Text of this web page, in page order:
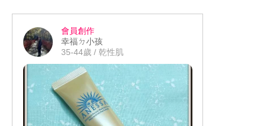
沖洗的過程也能感受到比起常見的頭皮
淨化液產品 真的少了乾澀的不舒服感
覺 但頭皮以下的秀髮往往都是乾燥到不
行
後續真的一定要潤絲或護髮才能完全改
善 相形之下反而我更偏愛還保留微微潤
但卻又能兼顧清爽的頭皮 即使偷懶不潤
會員創作
幸福ㄉ小孩
35-44歲 / 乾性肌